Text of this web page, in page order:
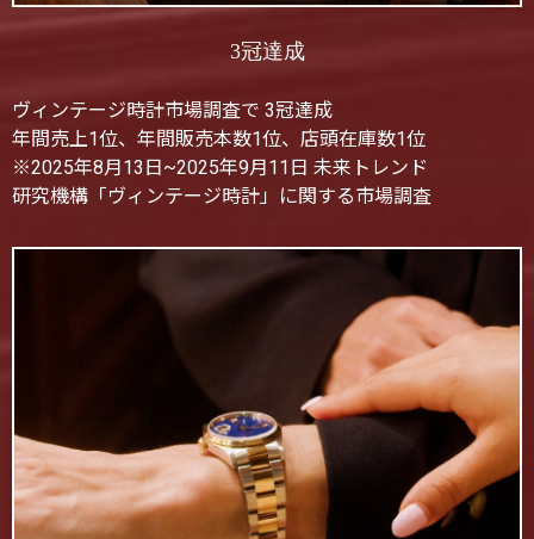
3冠達成
ヴィンテージ時計市場調査で 3冠達成
年間売上1位、年間販売本数1位、店頭在庫数1位
※2025年8月13日~2025年9月11日 未来トレンド
研究機構「ヴィンテージ時計」に関する市場調査